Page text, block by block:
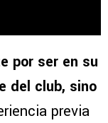
por ser en su
del club, sino
previa